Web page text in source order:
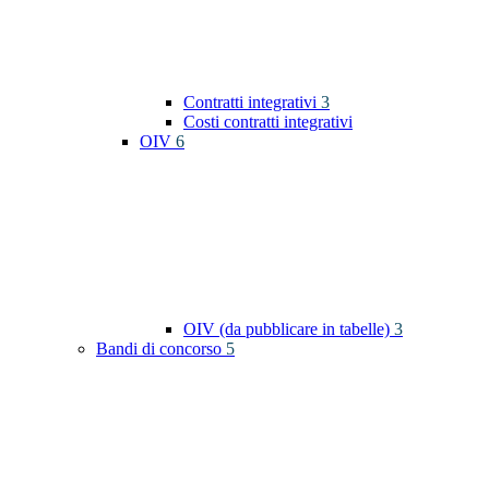
Contratti integrativi 3
Costi contratti integrativi
OIV 6
OIV (da pubblicare in tabelle) 3
Bandi di concorso 5